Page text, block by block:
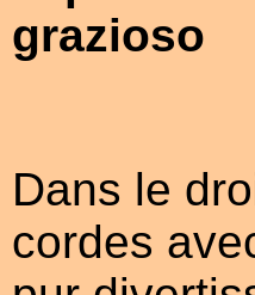
grazioso
Dans le
cordes